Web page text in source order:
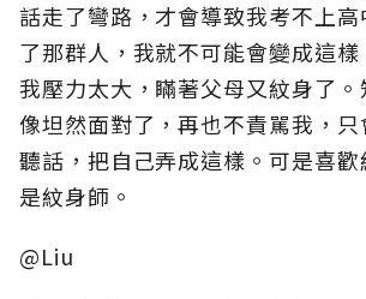
話走了彎路，才會導致我考不上
了那群人，我就不可能會變成這樣
我壓力太大，瞞著父母又紋身了
像坦然面對了，再也不責駡我，
聽話，把自己弄成這樣。可是喜
是紋身師。
@Liu